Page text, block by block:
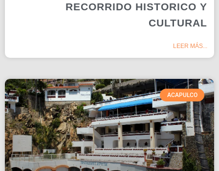
RECORRIDO HISTORICO Y
CULTURAL
LEER MÁS...
ACAPULCO